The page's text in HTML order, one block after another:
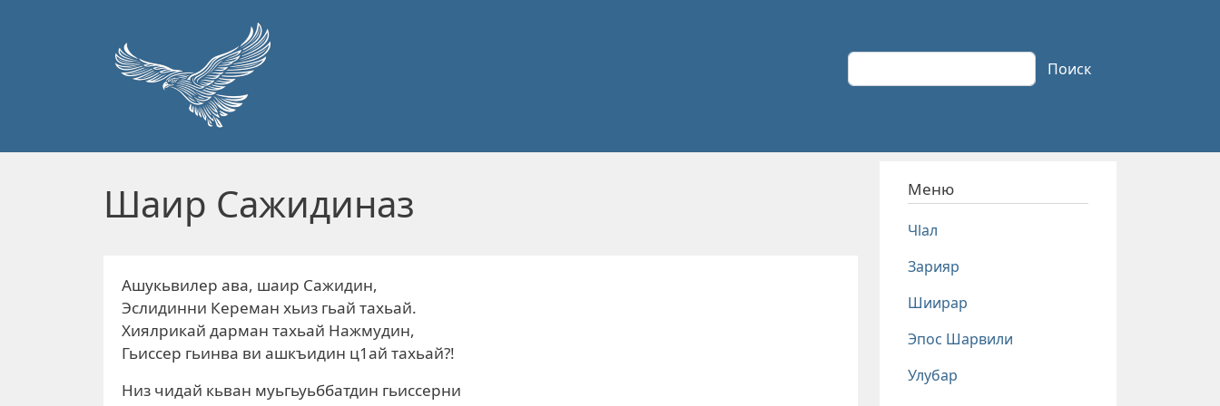
Поиск Поиск
Шаир Сажидиназ
Ашукьвилер ава, шаир Сажидин,
Эслидинни Кереман хьиз гьай тахьай.
Хиялрикай дарман тахьай Нажмудин,
Гьиссер гьинва ви ашкъидин ц1ай тахьай?!
Низ чидай кьван муьгьуьббатдин гьиссерни
Меню
Чlал
Зарияр
Шиирар
Эпос Шарвили
Улубар